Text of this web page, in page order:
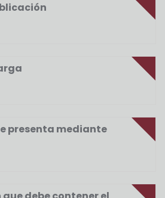
presenta mediante